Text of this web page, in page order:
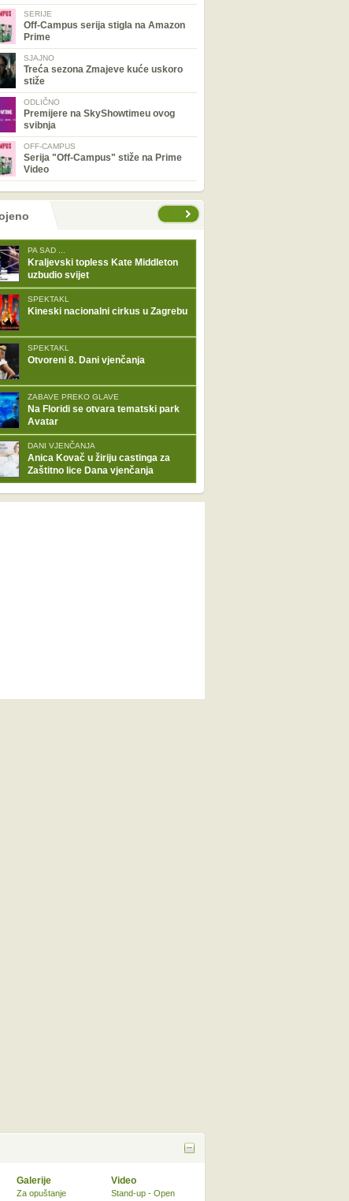
SERIJE
Off-Campus serija stigla na Amazon
Prime
SJAJNO
Treća sezona Zmajeve kuće uskoro
stiže
ODLIČNO
Premijere na SkyShowtimeu ovog
svibnja
OFF-CAMPUS
Serija "Off-Campus" stiže na Prime
Video
PA SAD ...
Kraljevski topless Kate Middleton
uzbudio svijet
SPEKTAKL
Kineski nacionalni cirkus u Zagrebu
SPEKTAKL
Otvoreni 8. Dani vjenčanja
ZABAVE PREKO GLAVE
Na Floridi se otvara tematski park
Avatar
DANI VJENČANJA
Anica Kovač u žiriju castinga za
Zaštitno lice Dana vjenčanja
Galerije
Za opuštanje
Video
Stand-up - Open